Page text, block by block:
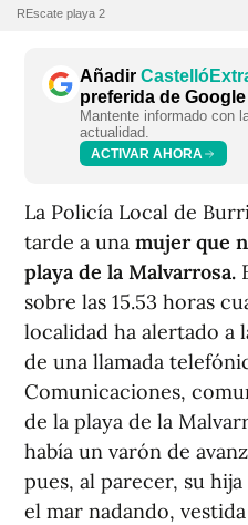
REscate playa 2
Añadir
preferida de
Mantente informado con
actualidad.
ACTIVAR AHORA
La Policía Local de
tarde a una mujer que
playa de la Malvarrosa.
sobre las 15.53 horas
localidad ha alertado a
de una llamada
Comunicaciones,
de la playa de la
había un varón de
pues, al parecer, su
el mar nadando,